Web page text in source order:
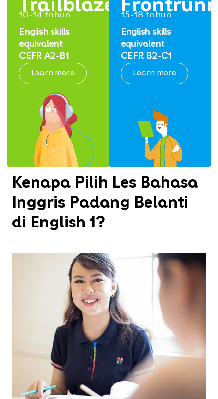
Trailblazers
10-14 tahun
English skills
equivalent
CEFR A2-B1
Learn more
15-18 tahun
English skills
equivalent
CEFR B2-C1
Learn more
Kenapa Pilih Les Bahasa
Inggris Padang Belanti
di English 1?